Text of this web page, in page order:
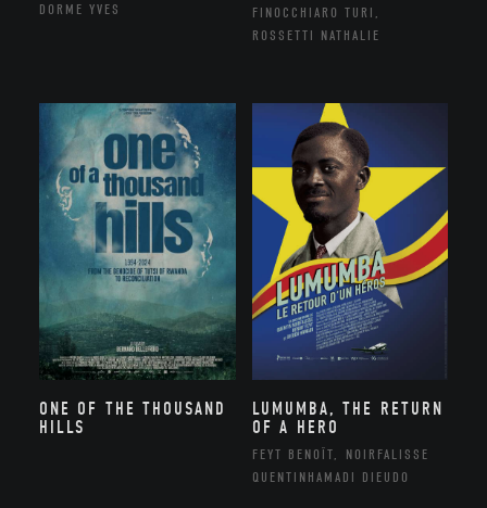
DORME YVES
FINOCCHIARO TURI,
ROSSETTI NATHALIE
ONE OF THE THOUSAND
HILLS
LUMUMBA, THE RETURN
OF A HERO
FEYT BENOÎT, NOIRFALISSE
QUENTINHAMADI DIEUDO